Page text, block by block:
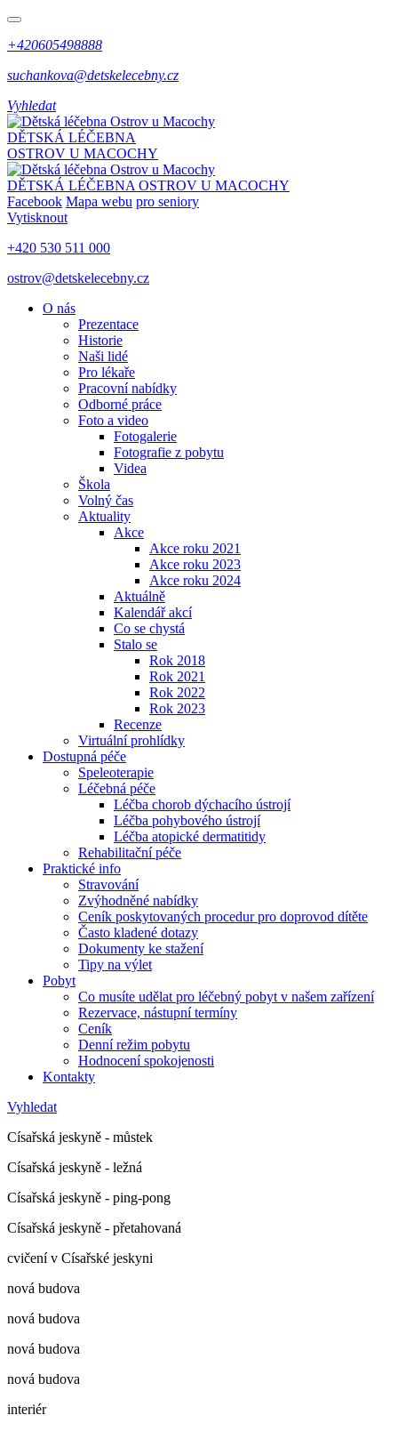
+420605498888
suchankova@detskelecebny.cz
Vyhledat
DĚTSKÁ LÉČEBNA
OSTROV U MACOCHY
DĚTSKÁ LÉČEBNA OSTROV U MACOCHY
Facebook Mapa webu pro seniory
Vytisknout
+420 530 511 000
ostrov@detskelecebny.cz
O nás
Prezentace
Historie
Naši lidé
Pro lékaře
Pracovní nabídky
Odborné práce
Foto a video
Fotogalerie
Fotografie z pobytu
Videa
Škola
Volný čas
Aktuality
Akce
Akce roku 2021
Akce roku 2023
Akce roku 2024
Aktuálně
Kalendář akcí
Co se chystá
Stalo se
Rok 2018
Rok 2021
Rok 2022
Rok 2023
Recenze
Virtuální prohlídky
Dostupná péče
Speleoterapie
Léčebná péče
Léčba chorob dýchacího ústrojí
Léčba pohybového ústrojí
Léčba atopické dermatitidy
Rehabilitační péče
Praktické info
Stravování
Zvýhodněné nabídky
Ceník poskytovaných procedur pro doprovod dítěte
Často kladené dotazy
Dokumenty ke stažení
Tipy na výlet
Pobyt
Co musíte udělat pro léčebný pobyt v našem zařízení
Rezervace, nástupní termíny
Ceník
Denní režim pobytu
Hodnocení spokojenosti
Kontakty
Vyhledat
Císařská jeskyně - můstek
Císařská jeskyně - ležná
Císařská jeskyně - ping-pong
Císařská jeskyně - přetahovaná
cvičení v Císařské jeskyni
nová budova
nová budova
nová budova
nová budova
interiér